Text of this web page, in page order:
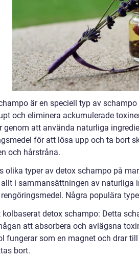
är en speciell typ av
och eliminera ackumulerade
genom att använda naturliga
för att lösa upp och ta bort
och hårstråna.
olika typer av detox schampo på
i sammansättningen av naturliga
Några populära
kolbaserat detox schampo: Detta
att absorbera och avlägsna
fungerar som en magnet och drar
bort.